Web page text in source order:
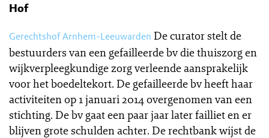
Hof
Gerechtshof Arnhem-Leeuwarden De curator stelt de
bestuurders van een gefailleerde bv die thuiszorg en
wijkverpleegkundige zorg verleende aansprakelijk
voor het boedeltekort. De gefailleerde bv heeft haar
activiteiten op 1 januari 2014 overgenomen van een
stichting. De bv gaat een paar jaar later failliet en er
blijven grote schulden achter. De rechtbank wijst de